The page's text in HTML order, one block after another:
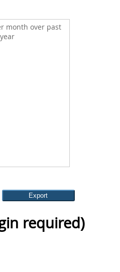
month over past
year
required)